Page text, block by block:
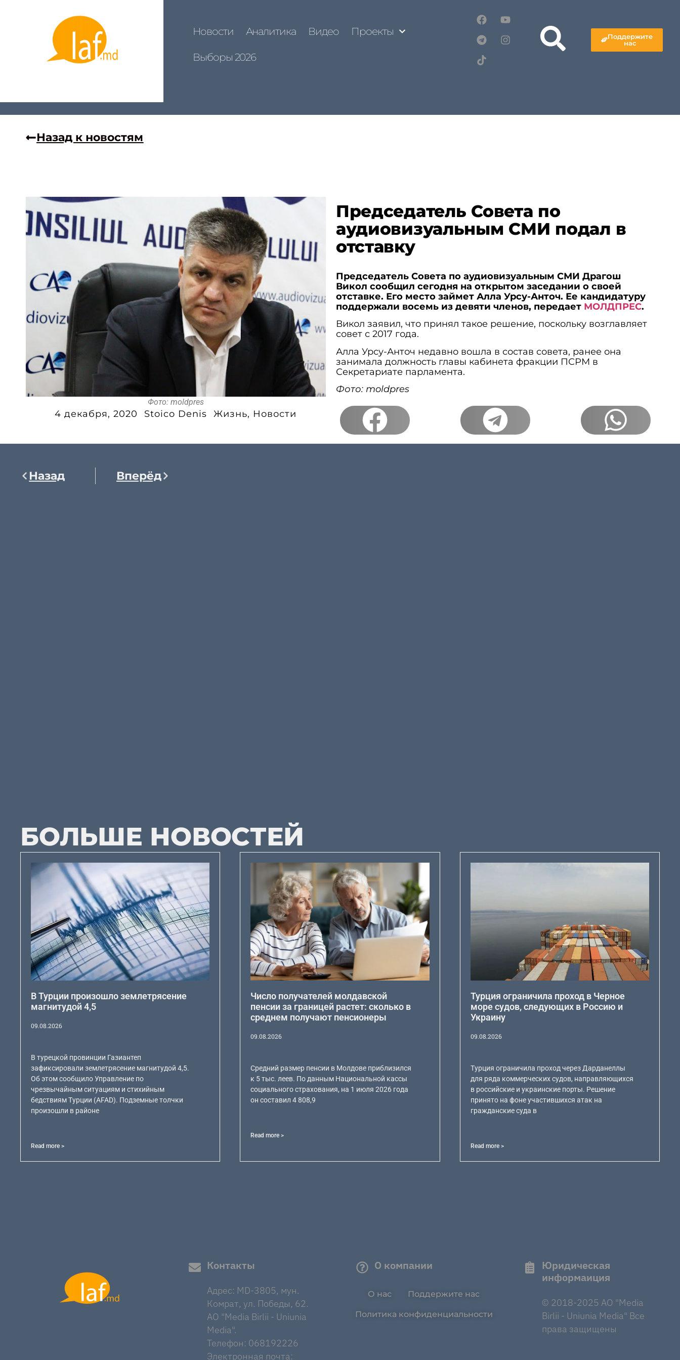
Новости Аналитика Видео Проекты
Выборы 2026
Поддержите
нас
Назад к новостям
Фото: moldpres
4 декабря, 2020 Stoico Denis Жизнь, Новости
Председатель Совета по
аудиовизуальным СМИ подал в
отставку
Председатель Совета по аудиовизуальным СМИ Драгош
Викол сообщил сегодня на открытом заседании о своей
отставке. Его место займет Алла Урсу-Анточ. Ее кандидатуру
поддержали восемь из девяти членов, передает МОЛДПРЕС.
Викол заявил, что принял такое решение, поскольку возглавляет
совет с 2017 года.
Алла Урсу-Анточ недавно вошла в состав совета, ранее она
занимала должность главы кабинета фракции ПСРМ в
Секретариате парламента.
Фото: moldpres
Назад Вперёд
БОЛЬШЕ НОВОСТЕЙ
В Турции произошло землетрясение
магнитудой 4,5
09.08.2026
В турецкой провинции Газиантеп
зафиксировали землетрясение магнитудой 4,5.
Об этом сообщило Управление по
чрезвычайным ситуациям и стихийным
бедствиям Турции (AFAD). Подземные толчки
произошли в районе
Read more >
Число получателей молдавской
пенсии за границей растет: сколько в
среднем получают пенсионеры
09.08.2026
Средний размер пенсии в Молдове приблизился
к 5 тыс. леев. По данным Национальной кассы
социального страхования, на 1 июля 2026 года
он составил 4 808,9
Read more >
Турция ограничила проход в Черное
море судов, следующих в Россию и
Украину
09.08.2026
Турция ограничила проход через Дарданеллы
для ряда коммерческих судов, направляющихся
в российские и украинские порты. Решение
принято на фоне участившихся атак на
гражданские суда в
Read more >
Контакты
Адрес: MD-3805, мун.
Комрат, ул. Победы, 62.
AO "Media Birlii - Uniunia
Media".
Телефон: 068192226
Электронная почта:
О компании
О нас Поддержите нас
Политика конфиденциальности
Юридическая
информаиция
© 2018-2025 AO "Media
Birlii - Uniunia Media" Все
права защищены